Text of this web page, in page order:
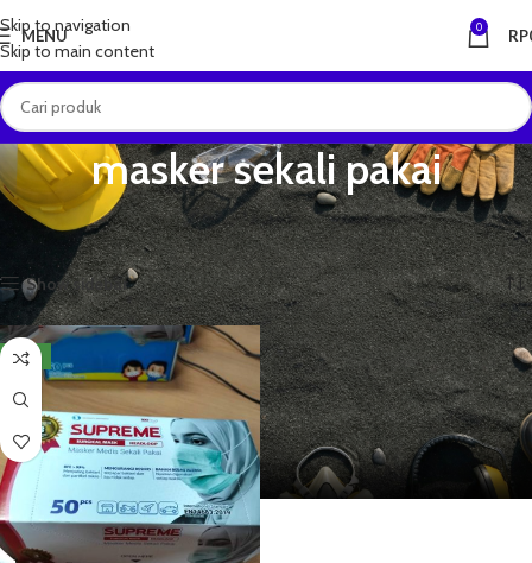
Skip to navigation
Skip to main content
MENU 0 RP
masker sekali pakai
Beranda Produk dengan tag “masker sekali pakai”
Menampilkan hasil tunggal
Show sidebar
NEW